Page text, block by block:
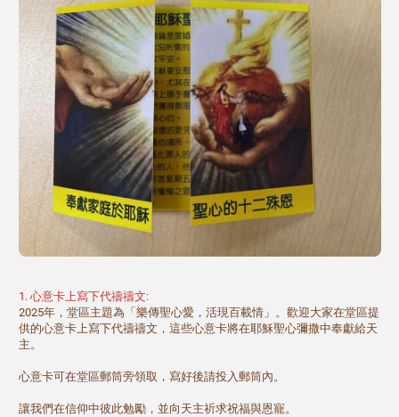
1. 心意卡上寫下代禱禱文:
2025年，堂區主題為「樂傳聖心愛，活現百載情」。歡迎大家在堂區提
供的心意卡上寫下代禱禱文，這些心意卡將在耶穌聖心彌撒中奉獻給天
主。
心意卡可在堂區郵筒旁領取，寫好後請投入郵筒內。
讓我們在信仰中彼此勉勵，並向天主祈求祝福與恩寵。